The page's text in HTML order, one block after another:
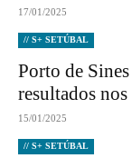
17/01/2025
// S+ SETÚBAL
Porto de
resultados
15/01/2025
// S+ SETÚBAL